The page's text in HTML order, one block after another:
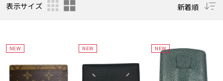
表示サイズ 新着順
NEW NEW NEW